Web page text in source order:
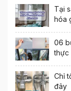
Tại
hóa
06
thực
Chỉ
đây